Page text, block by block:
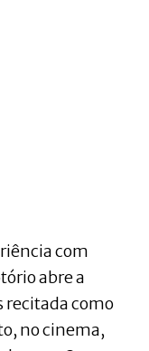
com
abre a
recitada como
no cinema,